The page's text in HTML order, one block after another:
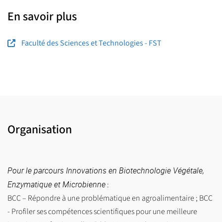
En savoir plus
Faculté des Sciences et Technologies - FST
Organisation
Pour le parcours Innovations en Biotechnologie Végétale,
Enzymatique et Microbienne:
BCC – Répondre à une problématique en agroalimentaire ; BCC
- Profiler ses compétences scientifiques pour une meilleure